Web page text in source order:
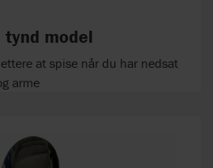
model
at spise når du har nedsat
arme